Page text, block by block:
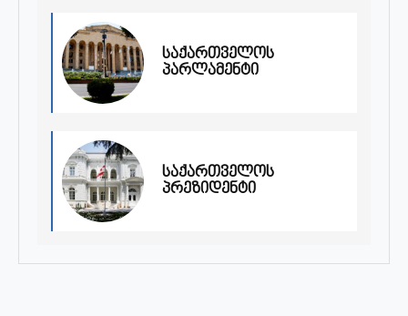
საქართველოს
პარლამენტი
საქართველოს
პრეზიდენტი